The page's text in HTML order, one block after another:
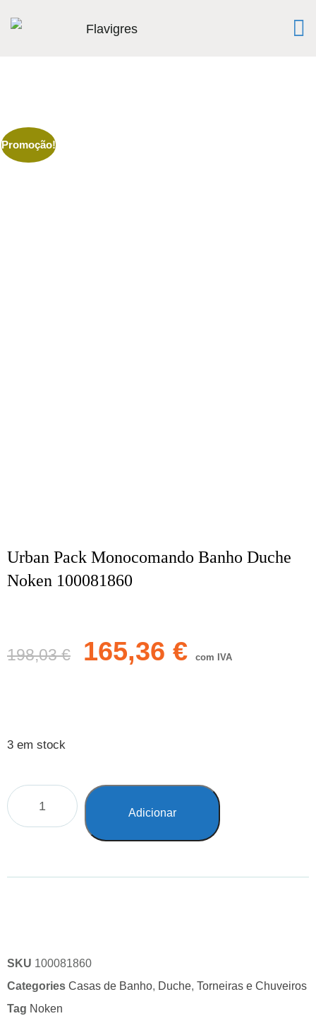
Promoção!
Urban Pack Monocomando Banho Duche
Noken 100081860
198,03€ 165,36 € com IVA
3 em stock
Adicionar
SKU 100081860
Categories Casas de Banho, Duche, Torneiras e Chuveiros
Tag Noken